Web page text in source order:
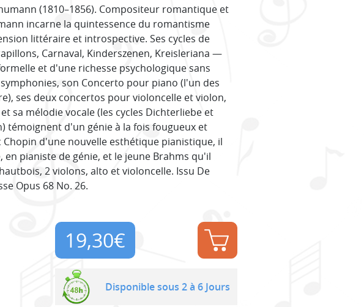
(1810–1856). Compositeur romantique et
incarne la quintessence du romantisme
littéraire et introspective. Ses cycles de
Carnaval, Kinderszenen, Kreisleriana —
et d'une richesse psychologique sans
son Concerto pour piano (l'un des
ses deux concertos pour violoncelle et violon,
sa mélodie vocale (les cycles Dichterliebe et
témoignent d'un génie à la fois fougueux et
Chopin d'une nouvelle esthétique pianistique, il
en pianiste de génie, et le jeune Brahms qu'il
2 violons, alto et violoncelle. Issu De
Opus 68 No. 26.
19,30€
Disponible sous 2 à 6 Jours